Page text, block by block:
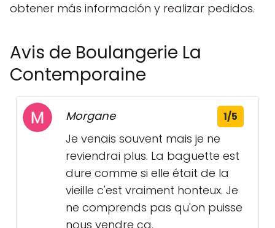
obtener más información y realizar pedidos.
Avis de Boulangerie La
Contemporaine
Morgane 1/5
Je venais souvent mais je ne
reviendrai plus. La baguette est
dure comme si elle était de la
vieille c'est vraiment honteux. Je
ne comprends pas qu'on puisse
nous vendre ça.